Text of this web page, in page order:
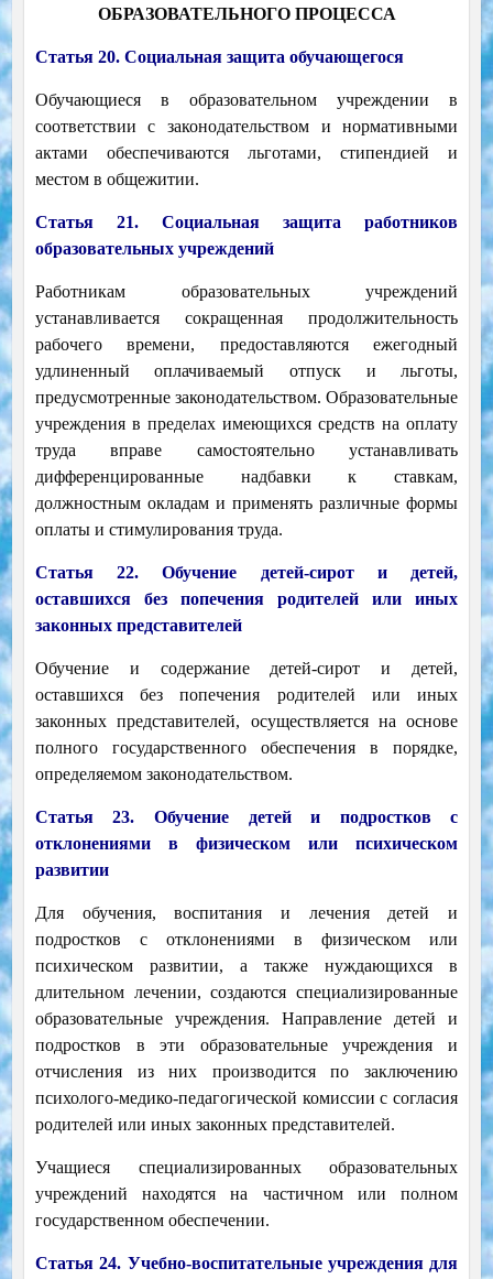
ОБРАЗОВАТЕЛЬНОГО ПРОЦЕССА
Статья 20. Социальная защита обучающегося
Обучающиеся в образовательном учреждении в
соответствии с законодательством и нормативными
актами обеспечиваются льготами, стипендией и
местом в общежитии.
Статья 21. Социальная защита работников
образовательных учреждений
Работникам образовательных учреждений
устанавливается сокращенная продолжительность
рабочего времени, предоставляются ежегодный
удлиненный оплачиваемый отпуск и льготы,
предусмотренные законодательством.Образовательные
учреждения в пределах имеющихся средств на оплату
труда вправе самостоятельно устанавливать
дифференцированные надбавки к ставкам,
должностным окладам и применять различные формы
оплаты и стимулирования труда.
Статья 22. Обучение детей-сирот и детей,
оставшихся без попечения родителей или иных
законных представителей
Обучение и содержание детей-сирот и детей,
оставшихся без попечения родителей или иных
законных представителей, осуществляется на основе
полного государственного обеспечения в порядке,
определяемом законодательством.
Статья 23. Обучение детей и подростков с
отклонениями в физическом или психическом
развитии
Для обучения, воспитания и лечения детей и
подростков с отклонениями в физическом или
психическом развитии, а также нуждающихся в
длительном лечении, создаются специализированные
образовательные учреждения. Направление детей и
подростков в эти образовательные учреждения и
отчисления из них производится по заключению
психолого-медико-педагогической комиссии с согласия
родителей или иных законных представителей.
Учащиеся специализированных образовательных
учреждений находятся на частичном или полном
государственном обеспечении.
Статья 24. Учебно-воспитательные учреждения для